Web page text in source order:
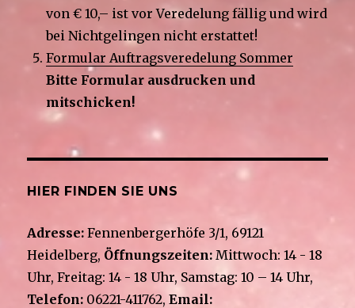
von € 10,– ist vor Veredelung fällig und wird
bei Nichtgelingen nicht erstattet!
Formular Auftragsveredelung Sommer
Bitte Formular ausdrucken und
mitschicken!
HIER FINDEN SIE UNS
Adresse: Fennenbergerhöfe 3/1, 69121
Heidelberg, Öffnungszeiten: Mittwoch: 14 - 18
Uhr, Freitag: 14 - 18 Uhr, Samstag: 10 – 14 Uhr,
Telefon: 06221-411762,Email: